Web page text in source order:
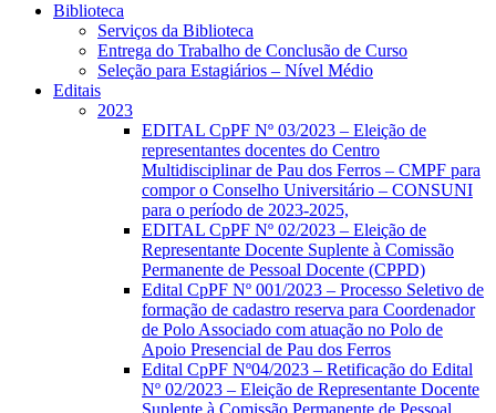
Biblioteca
Serviços da Biblioteca
Entrega do Trabalho de Conclusão de Curso
Seleção para Estagiários – Nível Médio
Editais
2023
EDITAL CpPF Nº 03/2023 – Eleição de
representantes docentes do Centro
Multidisciplinar de Pau dos Ferros – CMPF para
compor o Conselho Universitário – CONSUNI
para o período de 2023-2025,
EDITAL CpPF Nº 02/2023 – Eleição de
Representante Docente Suplente à Comissão
Permanente de Pessoal Docente (CPPD)
Edital CpPF Nº 001/2023 – Processo Seletivo de
formação de cadastro reserva para Coordenador
de Polo Associado com atuação no Polo de
Apoio Presencial de Pau dos Ferros
Edital CpPF Nº04/2023 – Retificação do Edital
Nº 02/2023 – Eleição de Representante Docente
Suplente à Comissão Permanente de Pessoal